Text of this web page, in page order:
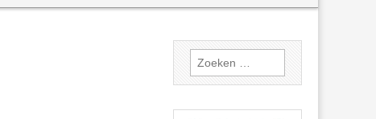
Zoeken
naar: